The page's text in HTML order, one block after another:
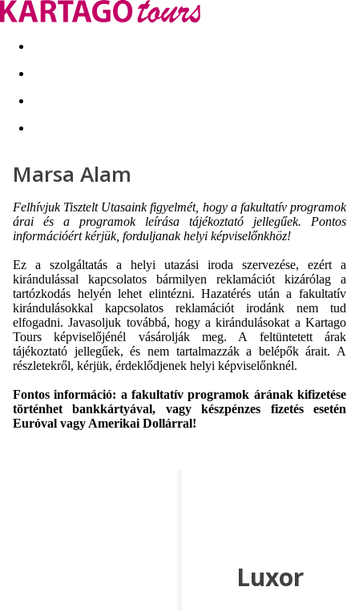
Kapcsolat Nyár 2026 Last Minute
Marsa Alam
Felhívjuk Tisztelt Utasaink figyelmét, hogy a fakultatív programok
árai és a programok leírása tájékoztató jellegűek. Pontos
információért kérjük, forduljanak helyi képviselőnkhöz!
Ez a szolgáltatás a helyi utazási iroda szervezése, ezért a
kirándulással kapcsolatos bármilyen reklamációt kizárólag a
tartózkodás helyén lehet elintézni. Hazatérés után a fakultatív
kirándulásokkal kapcsolatos reklamációt irodánk nem tud
elfogadni. Javasoljuk továbbá, hogy a kirándulásokat a Kartago
Tours képviselőjénél vásárolják meg. A feltüntetett árak
tájékoztató jellegűek, és nem tartalmazzák a belépők árait. A
részletekről, kérjük, érdeklődjenek helyi képviselőnknél.
Fontos információ: a fakultatív programok árának kifizetése
történhet bankkártyával, vagy készpénzes fizetés esetén
Euróval vagy Amerikai Dollárral!
Luxor